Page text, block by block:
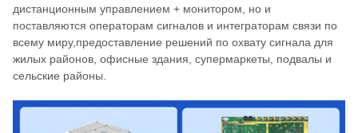
дистанционным управлением + монитором, но и
поставляются операторам сигналов и интеграторам связи по
всему миру,предоставление решений по охвату сигнала для
жилых районов, офисные здания, супермаркеты, подвалы и
сельские районы.